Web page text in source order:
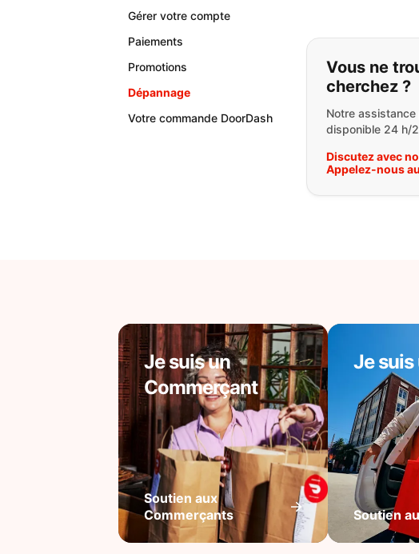
Gérer votre compte
Paiements
Promotions
Dépannage
Votre commande DoorDash
Si vous
Vous ne
cherchez ?
Notre
disponible 24 h/
Discutez avec
Appelez-nous
Je suis un
Commerçant
Soutien aux
Commerçants
Je
Soutien